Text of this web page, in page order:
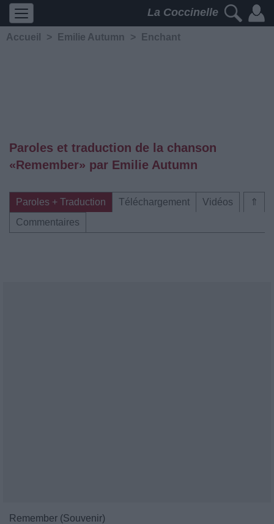
La Coccinelle
Accueil > Emilie Autumn > Enchant
Paroles et traduction de la chanson
«Remember» par Emilie Autumn
⇑
Paroles + Traduction Téléchargement
Vidéos
Commentaires
Remember (Souvenir)